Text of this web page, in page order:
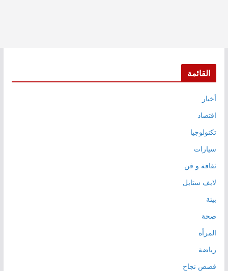
القائمة
أخبار
اقتصاد
تكنولوجيا
سيارات
ثقافة و فن
لايف ستايل
بيئة
صحة
المرأة
رياضة
قصص نجاح